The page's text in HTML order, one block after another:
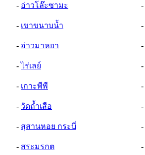
- อ่าวโล๊ะซามะ
- เขาขนาบน้ำ
- อ่าวมาหยา
-ไร่เลย์
- เกาะพีพี
- วัดถ้ำเสือ
- สุสานหอย กระบี่
- สระมรกต
-
-
-
-
-
-
-
-